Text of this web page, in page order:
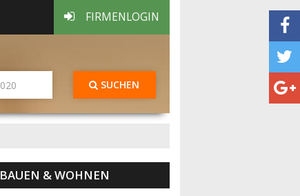
FIRMENLOGIN
SUCHEN
BAUEN & WOHNEN